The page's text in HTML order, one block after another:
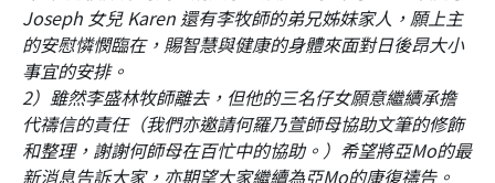
Joseph 女兒 Karen 還有李牧師的弟兄姊妹家人，願上主
的安慰憐憫臨在，賜智慧與健康的身體來面對日後昂大小
事宜的安排。
2）雖然李盛林牧師離去，但他的三名仔女願意繼續承擔
代禱信的責任（我們亦邀請何羅乃萱師母協助文筆的修飾
和整理，謝謝何師母在百忙中的協助。）希望將亞Mo的最
新消息告訴大家，亦期望大家繼續為亞Mo的康復禱告。